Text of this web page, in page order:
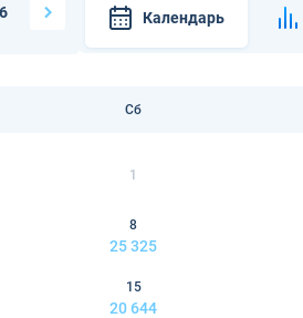
Календарь
Сб
1
8
25 325
15
20 644